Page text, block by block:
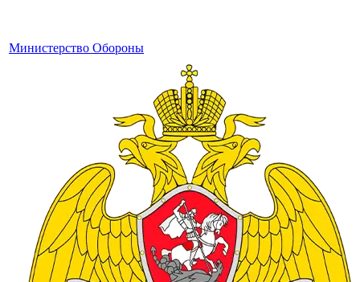
Министерство Обороны